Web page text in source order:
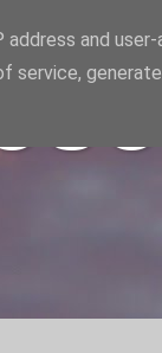
and
service,